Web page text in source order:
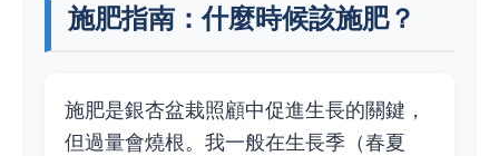
施肥指南：什麼時候該施肥？
施肥是銀杏盆栽照顧中促進生長的關鍵，
但過量會燒根。我一般在生長季（春夏